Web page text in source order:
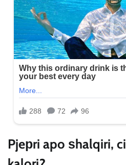
Pjeрri apo ѕhalqiri,